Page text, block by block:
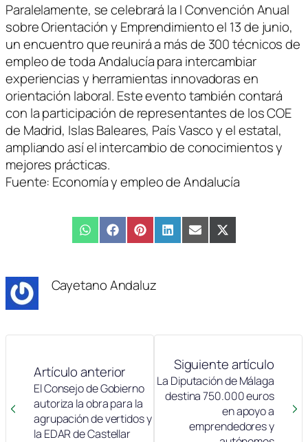
Paralelamente, se celebrará la I Convención Anual
sobre Orientación y Emprendimiento el 13 de junio,
un encuentro que reunirá a más de 300 técnicos de
empleo de toda Andalucía para intercambiar
experiencias y herramientas innovadoras en
orientación laboral. Este evento también contará
con la participación de representantes de los COE
de Madrid, Islas Baleares, País Vasco y el estatal,
ampliando así el intercambio de conocimientos y
mejores prácticas.
Fuente: Economía y empleo de Andalucía
Compartir
en
WhatsAppCompartir
en
FacebookCompartir
en
PinterestCompartir
en
LinkedInCompartir
en
EmailCompartir
en
X
(Twitter)
Cayetano Andaluz
Artículo anterior
El Consejo de Gobierno
autoriza la obra para la
agrupación de vertidos y
la EDAR de Castellar
Siguiente artículo
La Diputación de Málaga
destina 750.000 euros
en apoyo a
emprendedores y